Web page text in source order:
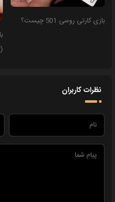
بازی کارتی روسی 501 چیست؟
نظرات کاربران